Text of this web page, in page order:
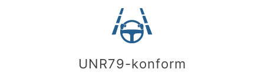
UNR79-konform